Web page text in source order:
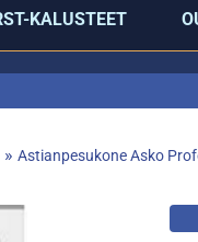
KALUSTEET
» Astianpesukone Asko